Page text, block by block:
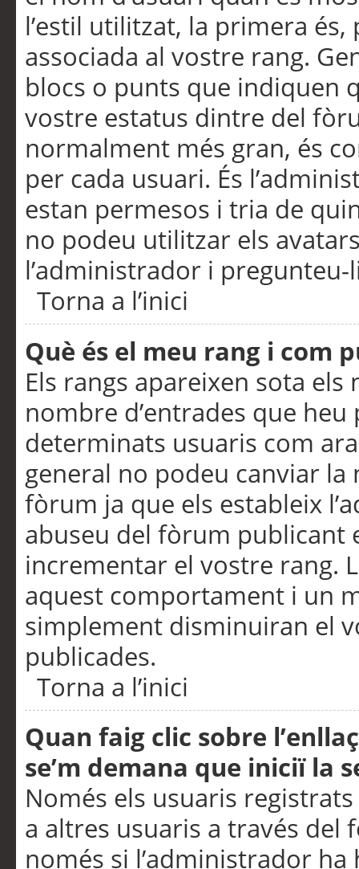
l’estil utilitzat, la primera
associada al vostre rang.
blocs o punts que indiquen
vostre estatus dintre del
normalment més gran, és
per cada usuari. És
estan permesos i tria de
no podeu utilitzar els
l’administrador i pregunteu-
Torna a l’inici
Què és el meu rang i com
Els rangs apareixen sota
nombre d’entrades que
determinats usuaris com
general no podeu canviar
fòrum ja que els estableix
abuseu del fòrum publicant
incrementar el vostre rang.
aquest comportament i un
simplement disminuiran el
publicades.
Torna a l’inici
Quan faig clic sobre
se’m demana que iniciï la
Només els usuaris
a altres usuaris a través
només si l’administrador